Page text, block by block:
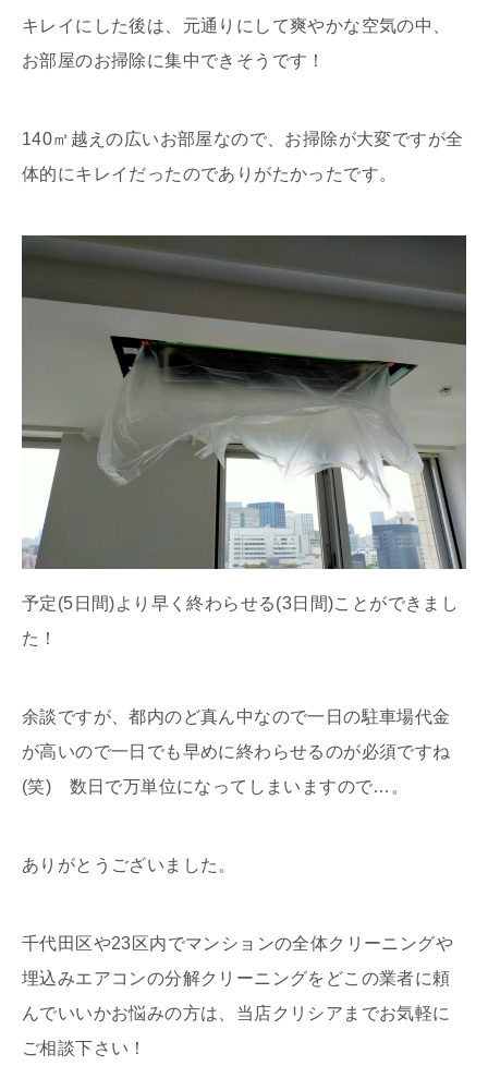
キレイにした後は、元通りにして爽やかな空気の中、
お部屋のお掃除に集中できそうです！
140㎡越えの広いお部屋なので、お掃除が大変ですが全
体的にキレイだったのでありがたかったです。
予定(5日間)より早く終わらせる(3日間)ことができまし
た！
余談ですが、都内のど真ん中なので一日の駐車場代金
が高いので一日でも早めに終わらせるのが必須ですね
(笑) 数日で万単位になってしまいますので…。
ありがとうございました。
千代田区や23区内でマンションの全体クリーニングや
埋込みエアコンの分解クリーニングをどこの業者に頼
んでいいかお悩みの方は、当店クリシアまでお気軽に
ご相談下さい！